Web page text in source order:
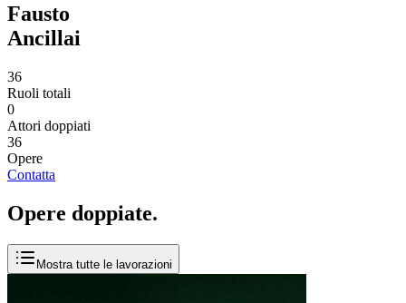
Fausto
Ancillai
36
Ruoli totali
0
Attori doppiati
36
Opere
Contatta
Opere doppiate.
Mostra tutte le lavorazioni